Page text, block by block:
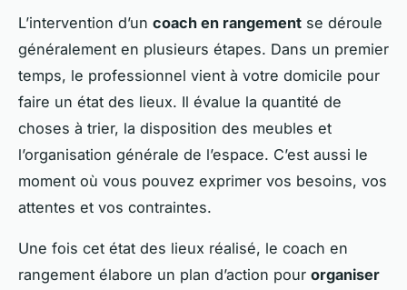
L’intervention d’un coach en rangement se déroule
généralement en plusieurs étapes. Dans un premier
temps, le professionnel vient à votre domicile pour
faire un état des lieux. Il évalue la quantité de
choses à trier, la disposition des meubles et
l’organisation générale de l’espace. C’est aussi le
moment où vous pouvez exprimer vos besoins, vos
attentes et vos contraintes.
Une fois cet état des lieux réalisé, le coach en
rangement élabore un plan d’action pour organiser